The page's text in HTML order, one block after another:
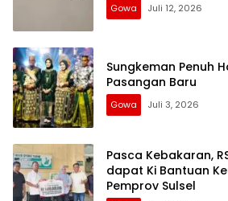
Gowa Juli 12, 2026
Sungkeman Penuh
Pasangan Baru
Gowa Juli 3, 2026
Pasca Kebakaran,
dapat Ki Bantuan
Pemprov Sulsel